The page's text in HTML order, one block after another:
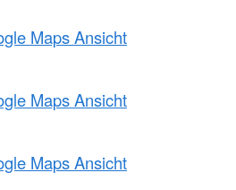
Maps Ansicht
Maps Ansicht
Maps Ansicht